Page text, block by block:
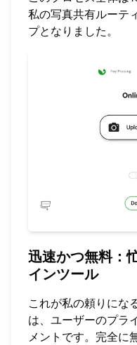
私の写真共有ルーテ
プとなりました。
迅速かつ無料：
インツール
これが私の頼りにな
は、ユーザーのプラ
メントです。完全に